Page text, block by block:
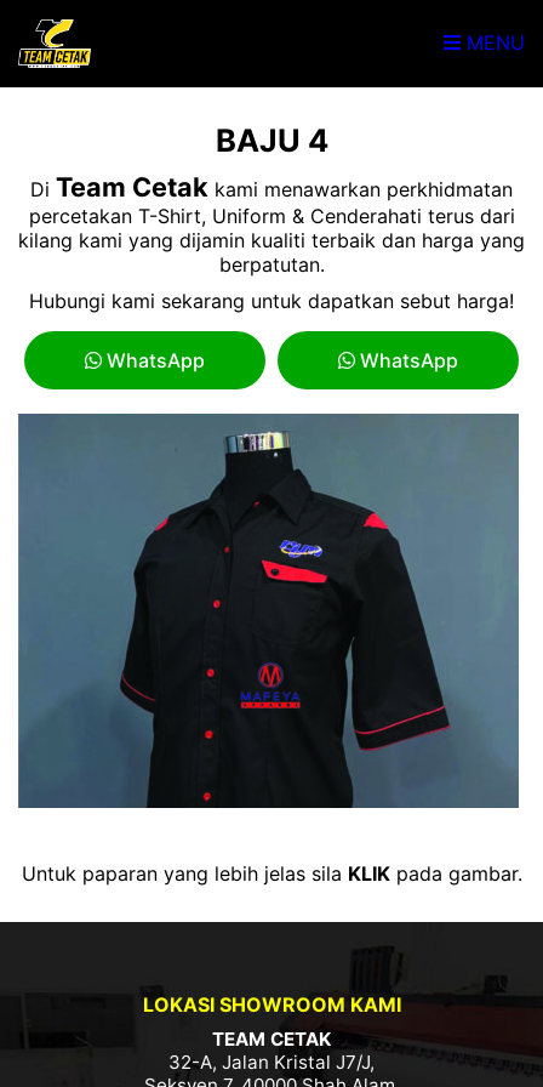
MENU
BAJU 4
Di Team Cetak kami menawarkan perkhidmatan
percetakan T-Shirt, Uniform & Cenderahati terus dari
kilang kami yang dijamin kualiti terbaik dan harga yang
berpatutan.
Hubungi kami sekarang untuk dapatkan sebut harga!
WhatsApp WhatsApp
Untuk paparan yang lebih jelas sila KLIKpada gambar.
LOKASI SHOWROOM KAMI
TEAM CETAK
32-A, Jalan Kristal J7/J,